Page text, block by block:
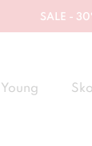
SALE -
Young